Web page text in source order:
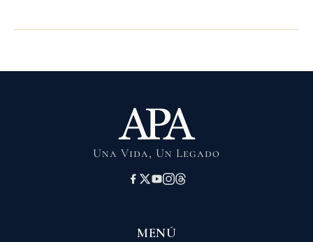
Una Vida, Un Legado
MENÚ